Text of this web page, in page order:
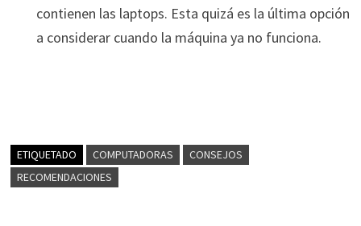
contienen las laptops. Esta quizá es la última opción
a considerar cuando la máquina ya no funciona.
ETIQUETADO COMPUTADORAS
CONSEJOS
RECOMENDACIONES